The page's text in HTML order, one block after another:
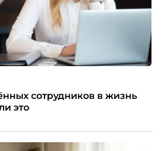
сотрудников в жизнь
это